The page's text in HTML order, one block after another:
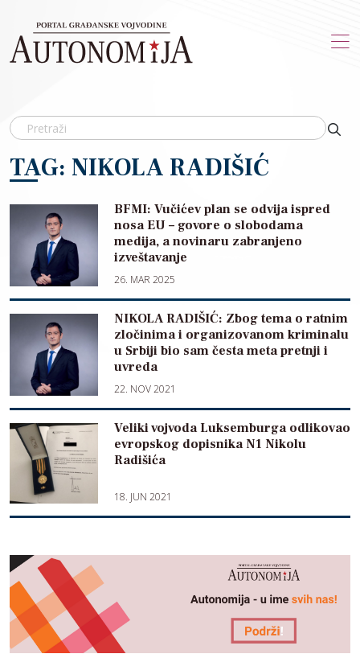
TAG: NIKOLA RADIŠIĆ
BFMI: Vučićev plan se odvija ispred
nosa EU – govore o slobodama
medija, a novinaru zabranjeno
izveštavanje
26. MAR 2025
NIKOLA RADIŠIĆ: Zbog tema o ratnim
zločinima i organizovanom kriminalu
u Srbiji bio sam česta meta pretnji i
uvreda
22. NOV 2021
Veliki vojvoda Luksemburga odlikovao
evropskog dopisnika N1 Nikolu
Radišića
18. JUN 2021